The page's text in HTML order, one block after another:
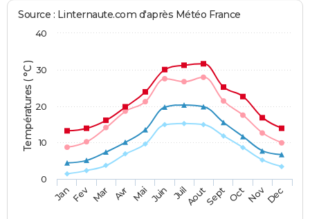
Températures ( °C )
Source : Linternaute.com d'après Météo France
JanFev Mar Avr Mai Juin JuilAoutSept OctNovDec
0
10
20
30
40